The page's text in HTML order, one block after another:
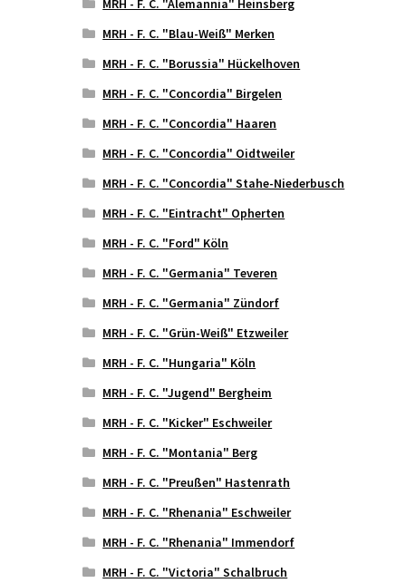
MRH - F. C. "Alemannia" Heinsberg
MRH - F. C. "Blau-Weiß" Merken
MRH - F. C. "Borussia" Hückelhoven
MRH - F. C. "Concordia" Birgelen
MRH - F. C. "Concordia" Haaren
MRH - F. C. "Concordia" Oidtweiler
MRH - F. C. "Concordia" Stahe-Niederbusch
MRH - F. C. "Eintracht" Opherten
MRH - F. C. "Ford" Köln
MRH - F. C. "Germania" Teveren
MRH - F. C. "Germania" Zündorf
MRH - F. C. "Grün-Weiß" Etzweiler
MRH - F. C. "Hungaria" Köln
MRH - F. C. "Jugend" Bergheim
MRH - F. C. "Kicker" Eschweiler
MRH - F. C. "Montania" Berg
MRH - F. C. "Preußen" Hastenrath
MRH - F. C. "Rhenania" Eschweiler
MRH - F. C. "Rhenania" Immendorf
MRH - F. C. "Victoria" Schalbruch